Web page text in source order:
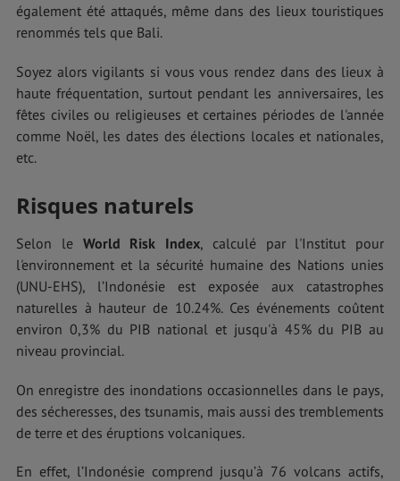
également été attaqués, même dans des lieux touristiques
renommés tels que Bali.
Soyez alors vigilants si vous vous rendez dans des lieux à
haute fréquentation, surtout pendant les anniversaires, les
fêtes civiles ou religieuses et certaines périodes de l'année
comme Noël, les dates des élections locales et nationales,
etc.
Risques naturels
Selon le World Risk Index, calculé par l'Institut pour
l'environnement et la sécurité humaine des Nations unies
(UNU-EHS), l’Indonésie est exposée aux catastrophes
naturelles à hauteur de 10.24%. Ces événements coûtent
environ 0,3% du PIB national et jusqu'à 45% du PIB au
niveau provincial.
On enregistre des inondations occasionnelles dans le pays,
des sécheresses, des tsunamis, mais aussi des tremblements
de terre et des éruptions volcaniques.
En effet, l’Indonésie comprend jusqu’à 76 volcans actifs,